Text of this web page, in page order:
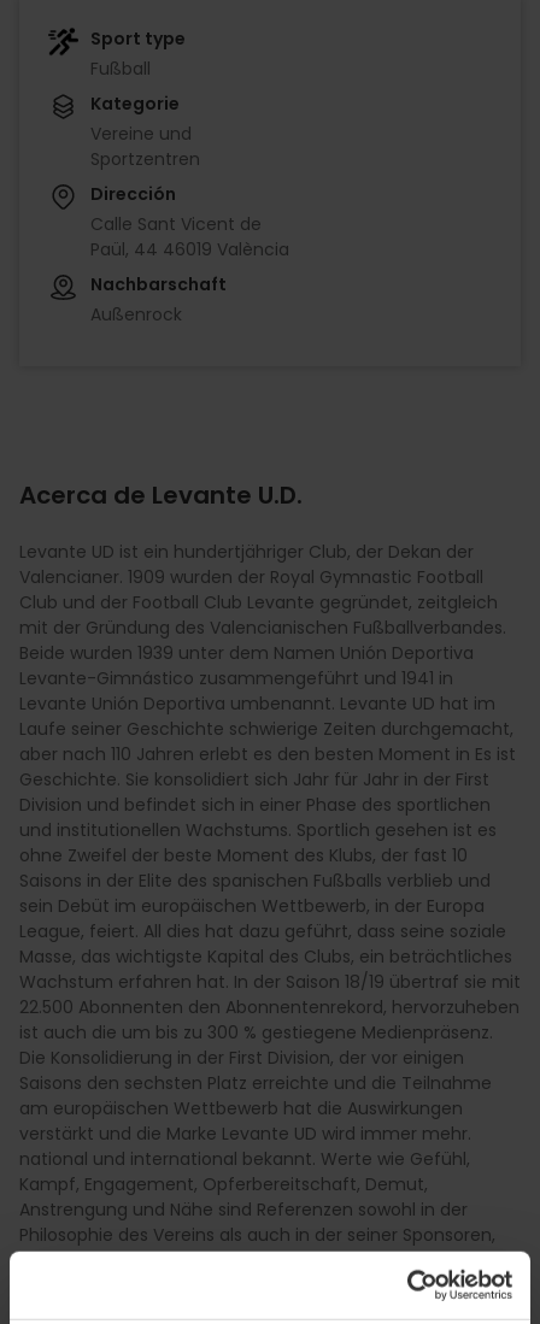
Sport type
Fußball
Kategorie
Vereine und
Sportzentren
Dirección
Calle Sant Vicent de
Paül, 44 46019 València
Nachbarschaft
Außenrock
Acerca de Levante U.D.
Levante UD ist ein hundertjähriger Club, der Dekan der
Valencianer. 1909 wurden der Royal Gymnastic Football
Club und der Football Club Levante gegründet, zeitgleich
mit der Gründung des Valencianischen Fußballverbandes.
Beide wurden 1939 unter dem Namen Unión Deportiva
Levante-Gimnástico zusammengeführt und 1941 in
Levante Unión Deportiva umbenannt. Levante UD hat im
Laufe seiner Geschichte schwierige Zeiten durchgemacht,
aber nach 110 Jahren erlebt es den besten Moment in Es ist
Geschichte. Sie konsolidiert sich Jahr für Jahr in der First
Division und befindet sich in einer Phase des sportlichen
und institutionellen Wachstums. Sportlich gesehen ist es
ohne Zweifel der beste Moment des Klubs, der fast 10
Saisons in der Elite des spanischen Fußballs verblieb und
sein Debüt im europäischen Wettbewerb, in der Europa
League, feiert. All dies hat dazu geführt, dass seine soziale
Masse, das wichtigste Kapital des Clubs, ein beträchtliches
Wachstum erfahren hat. In der Saison 18/19 übertraf sie mit
22.500 Abonnenten den Abonnentenrekord, hervorzuheben
ist auch die um bis zu 300 % gestiegene Medienpräsenz.
Die Konsolidierung in der First Division, der vor einigen
Saisons den sechsten Platz erreichte und die Teilnahme
am europäischen Wettbewerb hat die Auswirkungen
verstärkt und die Marke Levante UD wird immer mehr.
national und international bekannt. Werte wie Gefühl,
Kampf, Engagement, Opferbereitschaft, Demut,
Anstrengung und Nähe sind Referenzen sowohl in der
Philosophie des Vereins als auch in der seiner Sponsoren,
Anhänger und Unterstützer.